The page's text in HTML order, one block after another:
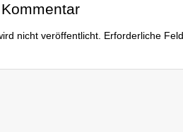
nicht veröffentlicht. Erforderliche